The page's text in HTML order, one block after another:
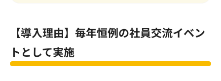
【導入理由】毎年恒例の社員交流イベン
トとして実施